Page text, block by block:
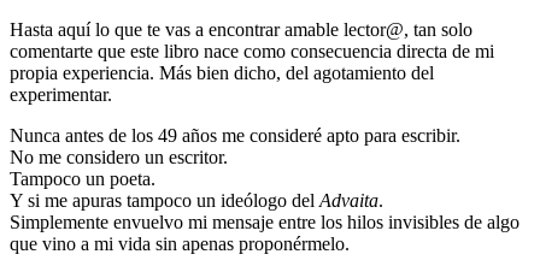
Hasta aquí lo que te vas a encontrar amable lector@, tan solo
comentarte que este libro nace como consecuencia directa de mi
propia experiencia. Más bien dicho, del agotamiento del
experimentar.
Nunca antes de los 49 años me consideré apto para escribir.
No me considero un escritor.
Tampoco un poeta.
Y si me apuras tampoco un ideólogo del Advaita.
Simplemente envuelvo mi mensaje entre los hilos invisibles de algo
que vino a mi vida sin apenas proponérmelo.